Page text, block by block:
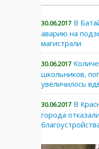
30.06.2017 В
аварию на
магистрали
30.06.2017
школьников,
увеличилось
30.06.2017 В
города